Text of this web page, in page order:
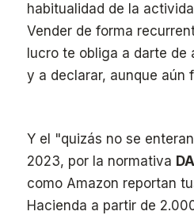
habitualidad de la
Vender de forma
lucro te obliga a darte
y a declarar, aunque aún
Y el "quizás no se
2023, por la normativa
como Amazon reportan
Hacienda a partir de